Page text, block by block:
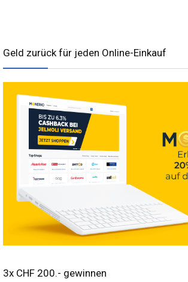
Geld zurück für jeden Online-Einkauf
3x CHF 200.- gewinnen